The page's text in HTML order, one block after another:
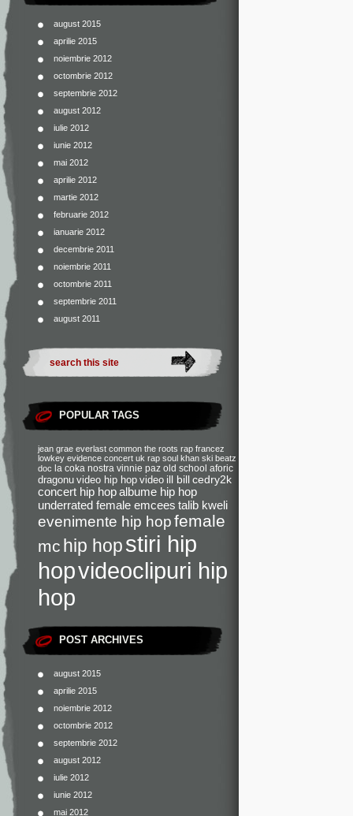
august 2015
aprilie 2015
noiembrie 2012
octombrie 2012
septembrie 2012
august 2012
iulie 2012
iunie 2012
mai 2012
aprilie 2012
martie 2012
februarie 2012
ianuarie 2012
decembrie 2011
noiembrie 2011
octombrie 2011
septembrie 2011
august 2011
POPULAR TAGS
jean grae everlast common the roots rap francez
lowkey evidence concert uk rap soul khan ski beatz
doc la coka nostra vinnie paz old school aforic
dragonu video hip hop video ill bill cedry2k
concert hip hopalbume hip hop
underrated female emcees talib kweli
evenimente hip hopfemale
mc hip hopstiri hip
hopvideoclipuri hip
hop
POST ARCHIVES
august 2015
aprilie 2015
noiembrie 2012
octombrie 2012
septembrie 2012
august 2012
iulie 2012
iunie 2012
mai 2012